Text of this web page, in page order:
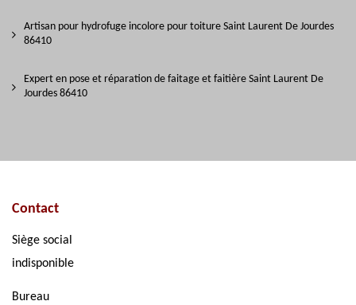
Artisan pour hydrofuge incolore pour toiture Saint Laurent De Jourdes
86410
Expert en pose et réparation de faitage et faitière Saint Laurent De
Jourdes 86410
Contact
Siège social
indisponible
Bureau